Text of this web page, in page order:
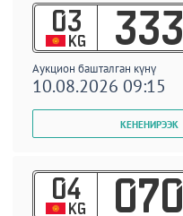
03
KG 333
Аукцион башталган күнү
10.08.2026 09:15
04
KG 070